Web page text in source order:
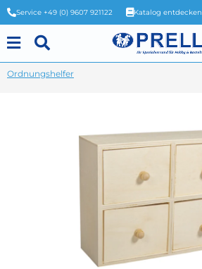
Service +49 (0) 9607 921122 Katalog entdecken
Ordnungshelfer